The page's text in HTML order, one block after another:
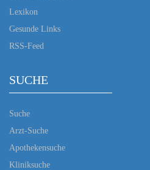
Lexikon
Gesunde Links
RSS-Feed
SUCHE
Suche
Arzt-Suche
Apothekensuche
Kliniksuche